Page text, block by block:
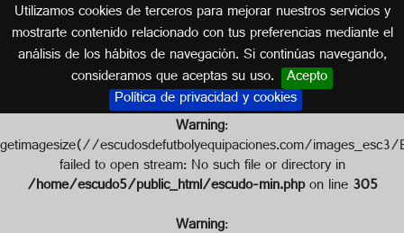
Utilizamos cookies de terceros para mejorar nuestros servicios y
mostrarte contenido relacionado con tus preferencias mediante el
análisis de los hábitos de navegación. Si continúas navegando,
consideramos que aceptas su uso. Acepto
Política de privacidad y cookies
Escudo de C.D. LA RODA
CASTILLA LA MANCHA
Warning:
getimagesize(//escudosdefutbolyequipaciones.com/
failed to open stream: No such file or directory in
/home/escudo5/public_html/escudo-min.phpon line305
Warning: